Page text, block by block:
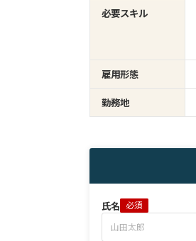
必要スキル
雇用形態
勤務地
氏名 必須